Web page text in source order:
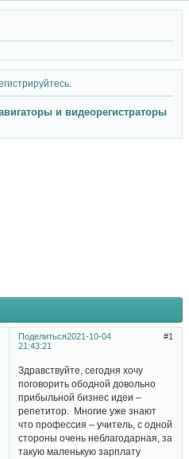
и видеорегистраторы
Поделиться 1
2021-10-04
21:43:21
Здравствуйте, сегодня хочу
поговорить ободной довольно
прибыльной бизнес идеи –
репетитор. Многие уже знают
что профессия – учитель, с одной
стороны очень неблагодарная, за
такую маленькую зарплату